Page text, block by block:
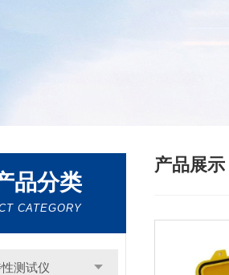
品分类
CATEGORY
测试仪
产品展示